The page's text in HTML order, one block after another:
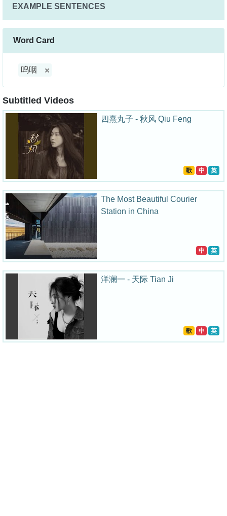
EXAMPLE SENTENCES
Word Card
呜咽
Subtitled Videos
四熹丸子 - 秋风 Qiu Feng
歌 中 英
The Most Beautiful Courier
Station in China
中 英
洋澜一 - 天际 Tian Ji
歌 中 英